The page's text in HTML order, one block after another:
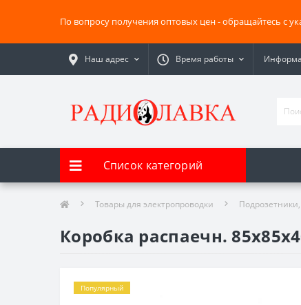
По вопросу получения оптовых цен - обращайтесь с
Наш адрес Время работы
Список категорий
Товары для электропроводки
Коробка распаечн.
Популярный